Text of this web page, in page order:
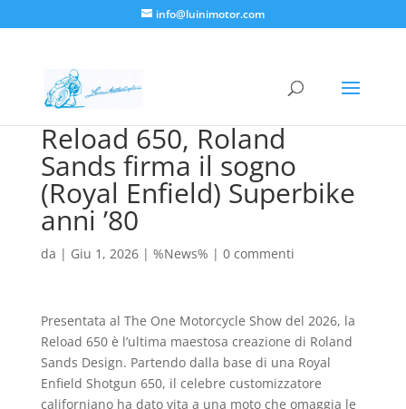
info@luinimotor.com
Reload 650, Roland
Sands firma il sogno
(Royal Enfield) Superbike
anni ’80
da | Giu 1, 2026| %News% | 0 commenti
Presentata al The One Motorcycle Show del 2026, la
Reload 650 è l’ultima maestosa creazione di Roland
Sands Design. Partendo dalla base di una Royal
Enfield Shotgun 650, il celebre customizzatore
californiano ha dato vita a una moto che omaggia le